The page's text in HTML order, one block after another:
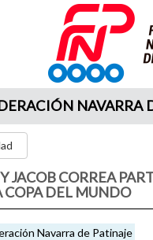
NAVARRA
JACOB CORREA
COPA DEL MUNDO
Navarra de Patinaje